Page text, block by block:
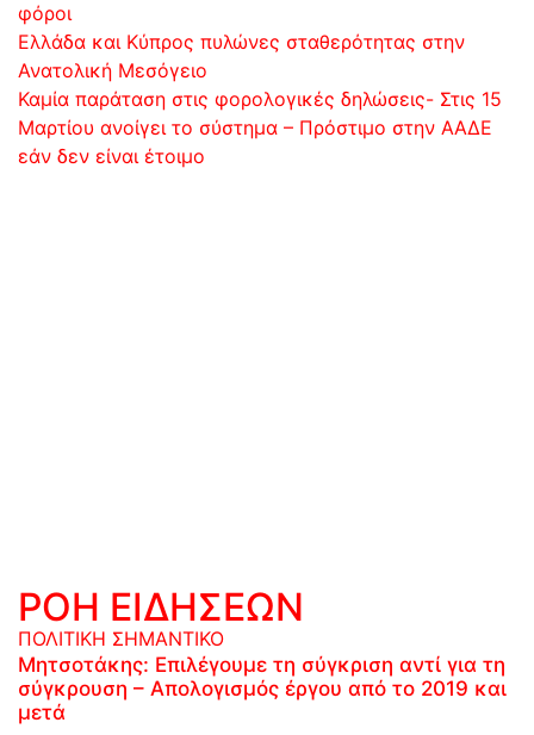
φόροι
Πλοήγηση
άρθρων
Ελλάδα και Κύπρος πυλώνες σταθερότητας στην
Ανατολική Μεσόγειο
Καμία παράταση στις φορολογικές δηλώσεις- Στις 15
Μαρτίου ανοίγει το σύστημα – Πρόστιμο στην ΑΑΔΕ
εάν δεν είναι έτοιμο
ΡΟΗ ΕΙΔΗΣΕΩΝ
ΠΟΛΙΤΙΚΗ ΣΗΜΑΝΤΙΚΟ
Μητσοτάκης: Επιλέγουμε τη σύγκριση αντί για τη
σύγκρουση – Απολογισμός έργου από το 2019 και
μετά